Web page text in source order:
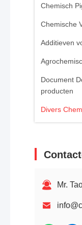
Chemisch
Chemische
Additieven
Document
producten
Divers
Mr.